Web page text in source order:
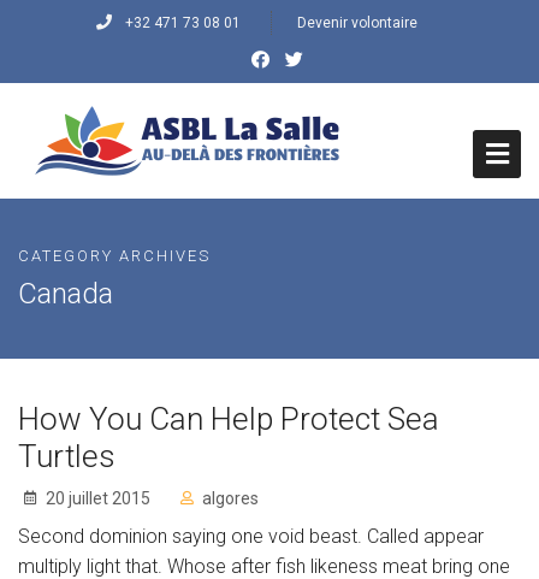
+32 471 73 08 01 Devenir volontaire
QUI SOMMES NOUS ?
Vision/Valeurs
QUE FAISONS-NOUS
Nos programmes
CATEGORY ARCHIVES
Canada
How You Can Help Protect Sea
Turtles
20 juillet 2015 algores
Second dominion saying one void beast. Called appear
multiply light that. Whose after fish likeness meat bring one